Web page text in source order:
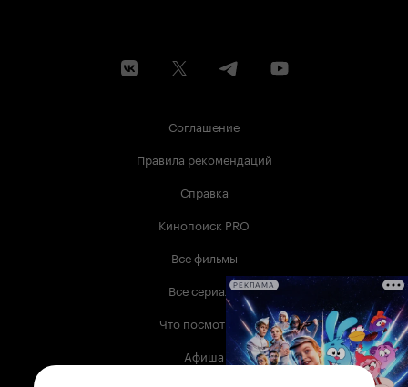
нескончаемым потоком ерунды, надеюсь лишь,
Соглашение
Правила рекомендаций
Справка
Кинопоиск PRO
Все фильмы
Все сериалы
Что посмотреть
Афиша
РЕКЛАМА